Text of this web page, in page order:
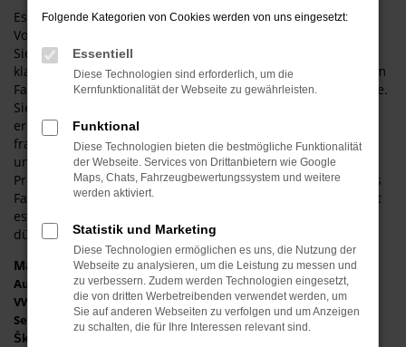
Es ist keine Zauberei, sondern eine etablierte
Vorgehensweise. Mit einer Seat Arona Tageszulassung sind
Sie deutlich günstiger in Eichstätt unterwegs als mit einem
klassischen Neuwagen. Wohlgemerkt: die Rede ist von einem
Fahrzeug, das noch keinen einzigen Kilometer bewegt wurde.
Sie dürfen sich somit auf die Jungfernfahrt freuen und
erhalten ein Fahrzeug ohne jede Gebrauchsspuren. Sie
fragen sich, wie die Seat Arona Tageszulassung funktioniert
und was der Trick dahinter ist? Ganz einfach: um die
Preisvorgaben seitens des Herstellers zu umgehen, wird das
Fahrzeug für einen Tag zugelassen. Auf diese Weise handelt
es sich formell nicht mehr um einen Neuwagen und schon
dürfen die Preise frei gestaltet werden.
Marken
Audi
VW
Seat
Škoda
Folgende Kategorien von Cookies werden von uns eingesetzt:
Essentiell
Diese Technologien sind erforderlich, um die
Kernfunktionalität der Webseite zu gewährleisten.
Funktional
Diese Technologien bieten die bestmögliche Funktionalität
der Webseite. Services von Drittanbietern wie Google
Maps, Chats, Fahrzeugbewertungssystem und weitere
werden aktiviert.
Statistik und Marketing
Diese Technologien ermöglichen es uns, die Nutzung der
Webseite zu analysieren, um die Leistung zu messen und
zu verbessern. Zudem werden Technologien eingesetzt,
die von dritten Werbetreibenden verwendet werden, um
Sie auf anderen Webseiten zu verfolgen und um Anzeigen
zu schalten, die für Ihre Interessen relevant sind.